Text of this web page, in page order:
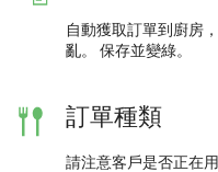
自動獲取訂單到廚房
亂。 保存並變綠。
訂單種類
請注意客戶是否正在